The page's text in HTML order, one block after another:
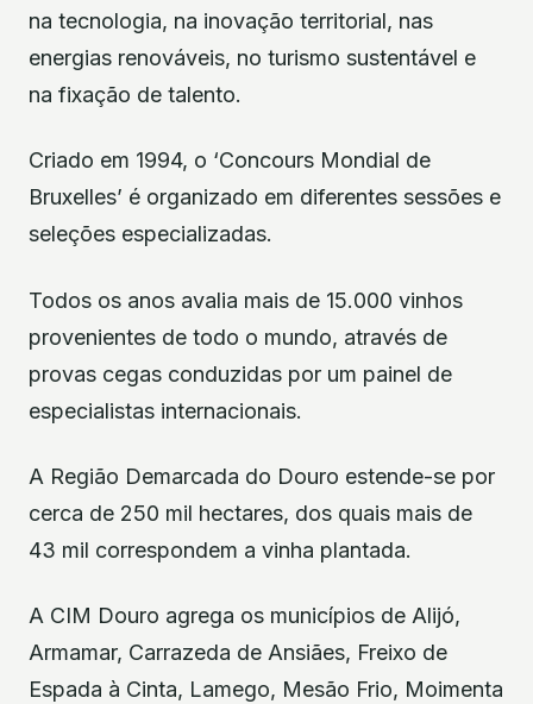
na tecnologia, na inovação territorial, nas
energias renováveis, no turismo sustentável e
na fixação de talento.
Criado em 1994, o ‘Concours Mondial de
Bruxelles’ é organizado em diferentes sessões e
seleções especializadas.
Todos os anos avalia mais de 15.000 vinhos
provenientes de todo o mundo, através de
provas cegas conduzidas por um painel de
especialistas internacionais.
A Região Demarcada do Douro estende-se por
cerca de 250 mil hectares, dos quais mais de
43 mil correspondem a vinha plantada.
A CIM Douro agrega os municípios de Alijó,
Armamar, Carrazeda de Ansiães, Freixo de
Espada à Cinta, Lamego, Mesão Frio, Moimenta